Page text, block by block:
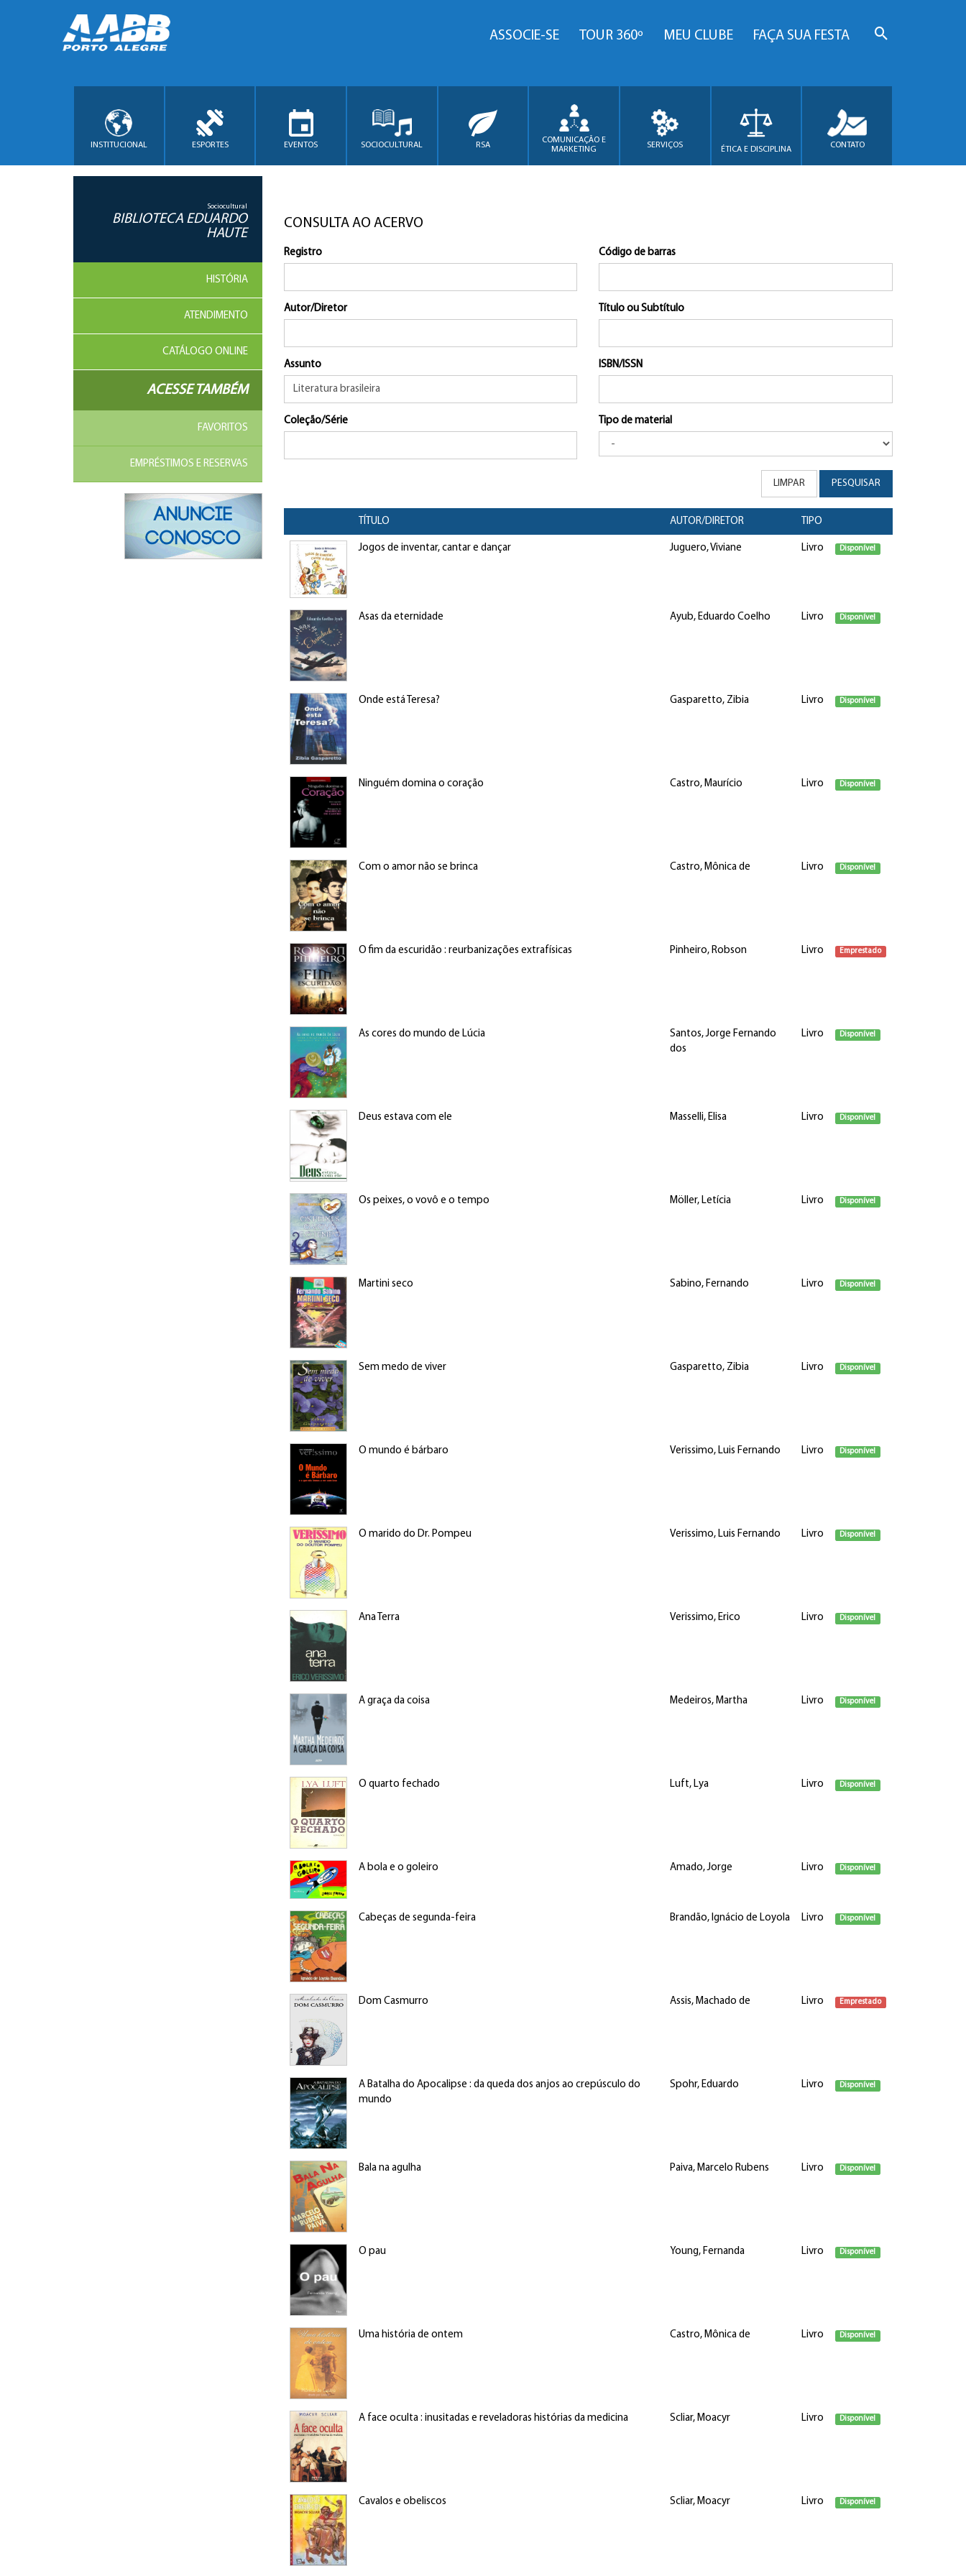
ASSOCIE-SE TOUR 360º MEU CLUBE FAÇA SUA FESTA
INSTITUCIONAL ESPORTES EVENTOS SOCIOCULTURAL RSA
COMUNICAÇÃO E
MARKETING
SERVIÇOS ÉTICA E DISCIPLINA CONTATO
Sociocultural
BIBLIOTECA EDUARDO
HAUTE
HISTÓRIA
ATENDIMENTO
CATÁLOGO ONLINE
ACESSE TAMBÉM
FAVORITOS
EMPRÉSTIMOS E RESERVAS
CONSULTA AO ACERVO
Registro Código de barras
Autor/Diretor Título ou Subtítulo
Assunto ISBN/ISSN
Coleção/Série Tipo de material
LIMPAR PESQUISAR
TÍTULO AUTOR/DIRETOR TIPO
Jogos de inventar, cantar e dançar Juguero, Viviane Livro Disponível
Asas da eternidade Ayub, Eduardo Coelho Livro Disponível
Onde está Teresa? Gasparetto, Zibia Livro Disponível
Ninguém domina o coração Castro, Maurício Livro Disponível
Com o amor não se brinca Castro, Mônica de Livro Disponível
O fim da escuridão : reurbanizações extrafísicas Pinheiro, Robson Livro Emprestado
As cores do mundo de Lúcia
Santos, Jorge Fernando
dos
Livro Disponível
Deus estava com ele Masselli, Elisa Livro Disponível
Os peixes, o vovô e o tempo Möller, Letícia Livro Disponível
Martini seco Sabino, Fernando Livro Disponível
Sem medo de viver Gasparetto, Zibia Livro Disponível
O mundo é bárbaro Verissimo, Luis Fernando Livro Disponível
O marido do Dr. Pompeu Verissimo, Luis Fernando Livro Disponível
Ana Terra Verissimo, Erico Livro Disponível
A graça da coisa Medeiros, Martha Livro Disponível
O quarto fechado Luft, Lya Livro Disponível
A bola e o goleiro Amado, Jorge Livro Disponível
Cabeças de segunda-feira Brandão, Ignácio de Loyola Livro Disponível
Dom Casmurro Assis, Machado de Livro Emprestado
A Batalha do Apocalipse : da queda dos anjos ao crepúsculo do
mundo
Spohr, Eduardo Livro Disponível
Bala na agulha Paiva, Marcelo Rubens Livro Disponível
O pau Young, Fernanda Livro Disponível
Uma história de ontem Castro, Mônica de Livro Disponível
A face oculta : inusitadas e reveladoras histórias da medicina Scliar, Moacyr Livro Disponível
Cavalos e obeliscos Scliar, Moacyr Livro Disponível